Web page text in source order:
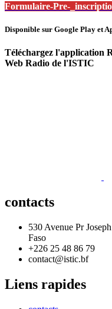
Formulaire-Pre-
Disponible sur Google Play et
Téléchargez l'application
Web Radio de l'ISTIC
contacts
530 Avenue Pr
Faso
+226 25 48 86 79
contact@istic.bf
Liens rapides